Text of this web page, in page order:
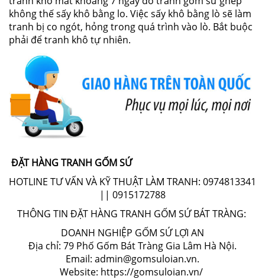
không thế sấy khô bằng lo. Việc sấy khô bằng lò sẽ làm
tranh bị co ngót, hỏng trong quá trình vào lò. Bắt buộc
phải để tranh khô tự nhiên.
ĐẶT HÀNG TRANH GỐM SỨ
HOTLINE TƯ VẤN VÀ KỸ THUẬT LÀM TRANH: 0974813341
|| 0915172788
THÔNG TIN ĐẶT HÀNG TRANH GỐM SỨ BÁT TRÀNG:
DOANH NGHIỆP GỐM SỨ LỢI AN
Địa chỉ: 79 Phố Gốm Bát Tràng Gia Lâm Hà Nội.
Email: admin@gomsuloian.vn.
Website: https://gomsuloian.vn/